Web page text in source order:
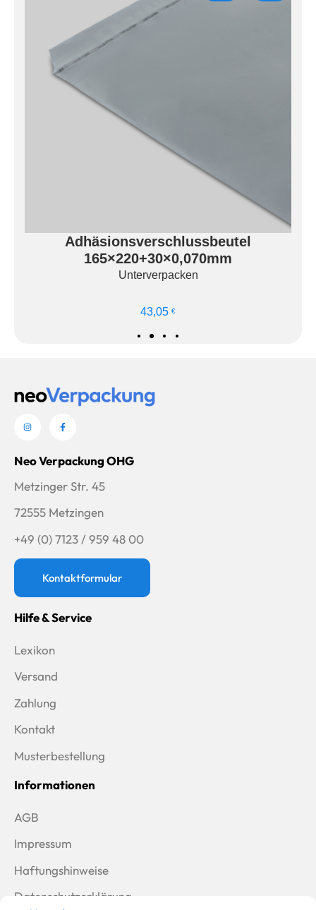
Adhäsionsverschlussbeutel
165×220+30×0,070mm
Unterverpacken
43,05 €
Neo Verpackung OHG
Metzinger Str. 45
72555 Metzingen
+49 (0) 7123 / 959 48 00
Kontaktformular
Hilfe & Service
Lexikon
Versand
Zahlung
Kontakt
Musterbestellung
Informationen
AGB
Impressum
Haftungshinweise
Datenschutzerklärung